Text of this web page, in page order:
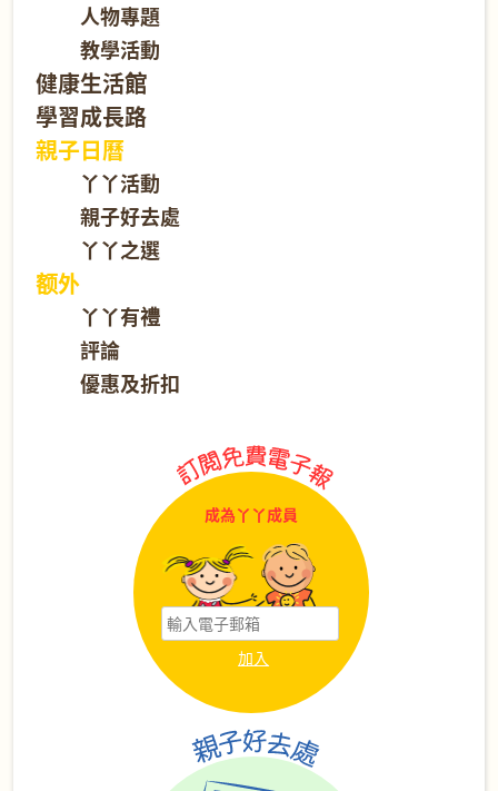
人物專題
教學活動
健康生活館
學習成長路
親子日曆
丫丫活動
親子好去處
丫丫之選
额外
丫丫有禮
評論
優惠及折扣
成為丫丫成員